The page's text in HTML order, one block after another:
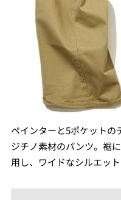
ペインターと5ポケットの
ジチノ素材のパンツ。裾
用し、ワイドなシルエッ